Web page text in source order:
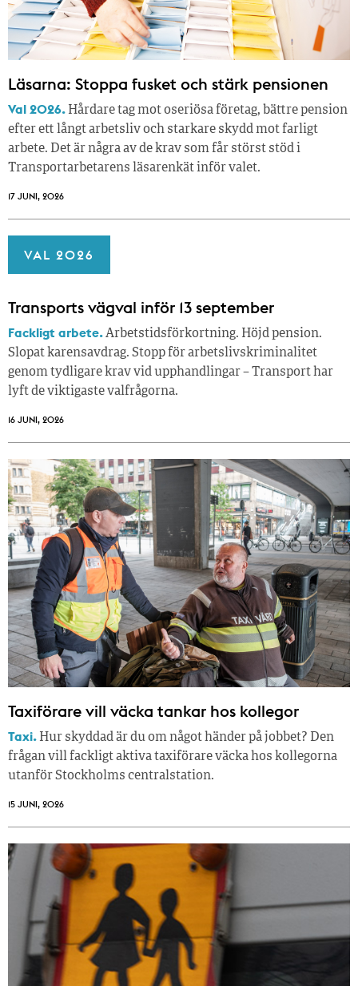
Läsarna: Stoppa fusket och stärk pensionen
Val 2026. Hårdare tag mot oseriösa företag, bättre pension
efter ett långt arbetsliv och starkare skydd mot farligt
arbete. Det är några av de krav som får störst stöd i
Transportarbetarens läsar­enkät inför valet.
17 JUNI, 2026
VAL 2026
Transports vägval inför 13 september
Fackligt arbete.Arbetstidsförkortning. Höjd pension.
Slopat karensavdrag. Stopp för arbetslivskriminalitet
genom tydligare krav vid upphandlingar – Transport har
lyft de viktigaste valfrågorna.
16 JUNI, 2026
Taxiförare vill väcka tankar hos kollegor
Taxi. Hur skyddad är du om något händer på jobbet? Den
frågan vill fackligt aktiva taxiförare väcka hos kollegorna
utanför Stockholms centralstation.
15 JUNI, 2026